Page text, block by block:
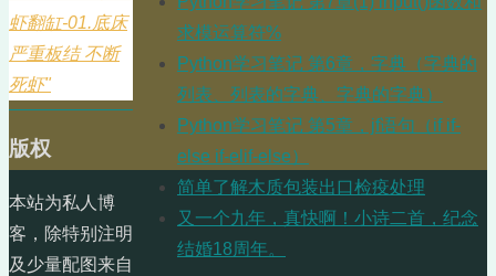
虾翻缸-01.底床
严重板结 不断
死虾"
求模运算符%
Python学习笔记 第6章，字典（字典的
列表、列表的字典、字典的字典）
Python学习笔记 第5章，jf语句（if if-
else if-elif-else）
简单了解木质包装出口检疫处理
又一个九年，真快啊！小诗二首，纪念
结婚18周年。
版权
本站为私人博
客，除特别注明
及少量配图来自